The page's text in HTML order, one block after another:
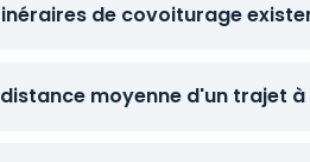
de covoiturage
moyenne d'un trajet